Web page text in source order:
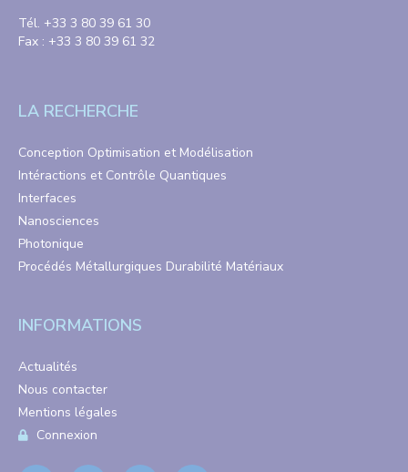
Tél. +33 3 80 39 61 30
Fax : +33 3 80 39 61 32
LA RECHERCHE
Conception Optimisation et Modélisation
Intéractions et Contrôle Quantiques
Interfaces
Nanosciences
Photonique
Procédés Métallurgiques Durabilité Matériaux
INFORMATIONS
Actualités
Nous contacter
Mentions légales
Connexion